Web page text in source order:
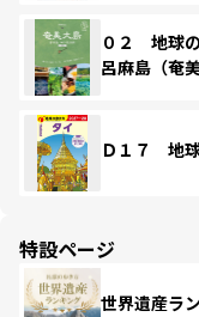
０２ 地球
呂麻島（奄
Ｄ１７ 地
特設ページ
世界遺産ラ